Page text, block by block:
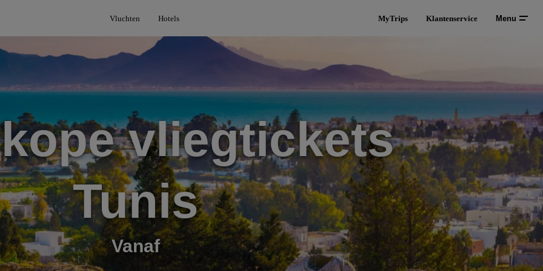
Vluchten Hotels MyTrips Klantenservice Menu
vliegtickets
Tunis
Vanaf